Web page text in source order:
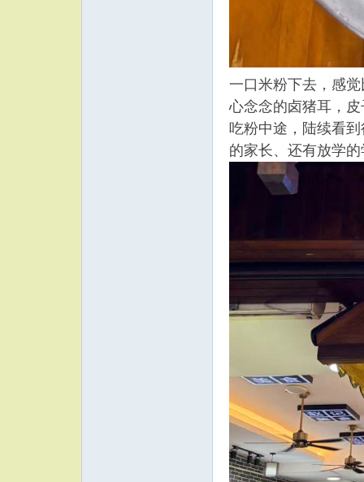
一口米粉下去，感
心念念的卤猪耳，
吃粉中途，陆续看
的家长、还有放学